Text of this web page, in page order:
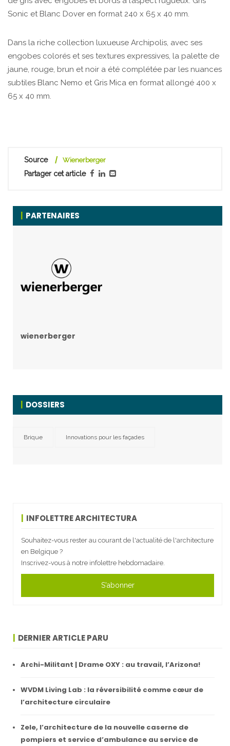
Sonic et Blanc Dover en format 240 x 65 x 40 mm.
Dans la riche collection luxueuse Archipolis, avec ses
engobes colorés et ses textures expressives, la palette de
jaune, rouge, brun et noir a été complétée par les nuances
subtiles Blanc Nemo et Gris Mica en format allongé 400 x
65 x 40 mm.
Source Wienerberger
Partager cet article
PARTENAIRES
wienerberger
DOSSIERS
Brique Innovations pour les façades
INFOLETTRE ARCHITECTURA
Souhaitez-vous rester au courant de l'actualité de l'architecture
en Belgique ?
Inscrivez-vous à notre infolettre hebdomadaire.
S'abonner
DERNIER ARTICLE PARU
Archi-Militant | Drame OXY : au travail, l’Arizona!
WVDM Living Lab : la réversibilité comme cœur de
l’architecture circulaire
Zele, l’architecture de la nouvelle caserne de
pompiers et service d’ambulance au service de